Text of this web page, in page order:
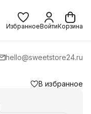
ИзбранноеВойтиКорзина
hello@sweetstore24.ru
В избранное